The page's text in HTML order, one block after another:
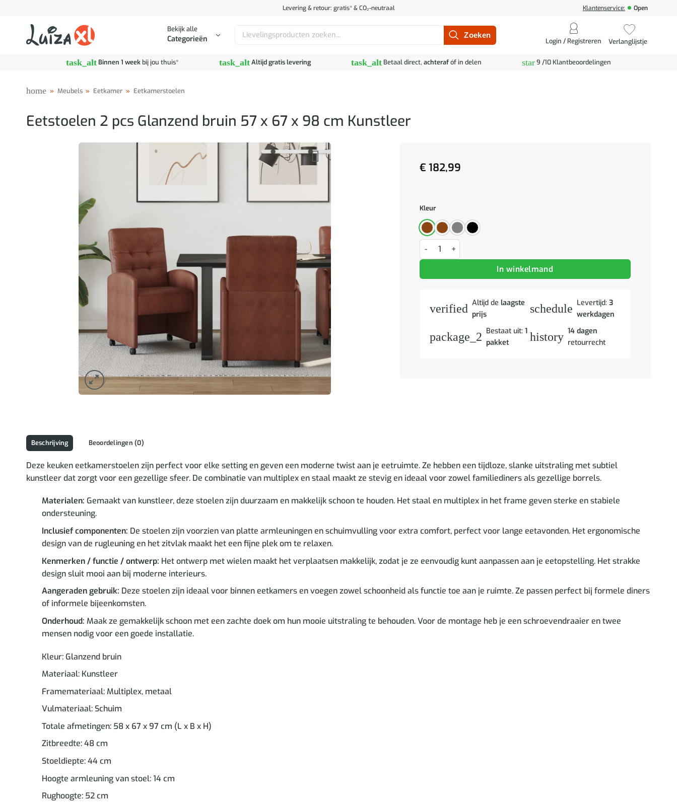
Levering & retour: gratis* & CO₂-neutraal Klantenservice: Open
Bekijk alle
Categorieën
Zoeken
Login / Registreren Verlanglijstje
task_altBinnen 1 weekbij jou thuis* task_altAltijd gratis levering task_alt Betaal direct, achterafóf in delen star9 /10 Klantbeoordelingen
home » Meubels » Eetkamer » Eetkamerstoelen
Eetstoelen 2 pcs Glanzend bruin 57 x 67 x 98 cm Kunstleer
€ 182,99
Kleur
Eetstoelen 2 pcs Glanzend bruin 57 x 67 x 98 cm Kunstleer aantal
In winkelmand
verified Altijd de laagste
prijs
schedule Levertijd:3
werkdagen
package_2 Bestaat uit: 1
pakket
history 14 dagen
retourrecht
Beschrijving Beoordelingen (0)
Deze keuken eetkamerstoelen zijn perfect voor elke setting en geven een moderne twist aan je eetruimte. Ze hebben een tijdloze, slanke uitstraling met subtiel
kunstleer dat zorgt voor een gezellige sfeer. De combinatie van multiplex en staal maakt ze stevig en ideaal voor zowel familiediners als gezellige borrels.
Materialen: Gemaakt van kunstleer, deze stoelen zijn duurzaam en makkelijk schoon te houden. Het staal en multiplex in het frame geven sterke en stabiele
ondersteuning.
Inclusief componenten: De stoelen zijn voorzien van platte armleuningen en schuimvulling voor extra comfort, perfect voor lange eetavonden. Het ergonomische
design van de rugleuning en het zitvlak maakt het een fijne plek om te relaxen.
Kenmerken / functie / ontwerp: Het ontwerp met wielen maakt het verplaatsen makkelijk, zodat je ze eenvoudig kunt aanpassen aan je eetopstelling. Het strakke
design sluit mooi aan bij moderne interieurs.
Aangeraden gebruik: Deze stoelen zijn ideaal voor binnen eetkamers en voegen zowel schoonheid als functie toe aan je ruimte. Ze passen perfect bij formele diners
of informele bijeenkomsten.
Onderhoud: Maak ze gemakkelijk schoon met een zachte doek om hun mooie uitstraling te behouden. Voor de montage heb je een schroevendraaier en twee
mensen nodig voor een goede installatie.
Kleur: Glanzend bruin
Materiaal: Kunstleer
Framemateriaal: Multiplex, metaal
Vulmateriaal: Schuim
Totale afmetingen: 58 x 67 x 97 cm (L x B x H)
Zitbreedte: 48 cm
Stoeldiepte: 44 cm
Hoogte armleuning van stoel: 14 cm
Rughoogte: 52 cm